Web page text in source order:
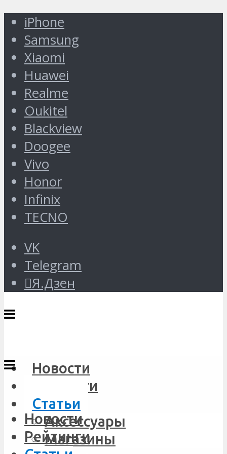
iPhone
Samsung
Xiaomi
Huawei
Realme
Oukitel
Blackview
Doogee
Vivo
Honor
Infinix
TECNO
VK
Telegram
Я.Дзен
Новости
Рейтинги
Статьи
Аксессуары
Магазины
Новости
Рейтинги